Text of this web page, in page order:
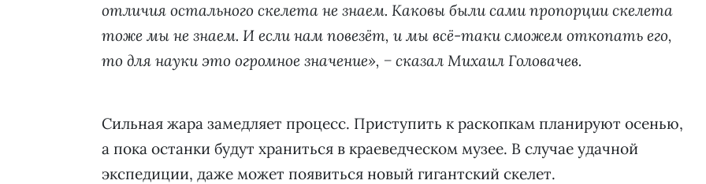
отличия остального скелета не знаем. Каковы были сами пропорции скелета
тоже мы не знаем. И если нам повезёт, и мы всё-таки сможем откопать его,
то для науки это огромное значение», − сказал Михаил Головачев.
Сильная жара замедляет процесс. Приступить к раскопкам планируют осенью,
а пока останки будут храниться в краеведческом музее. В случае удачной
экспедиции, даже может появиться новый гигантский скелет.